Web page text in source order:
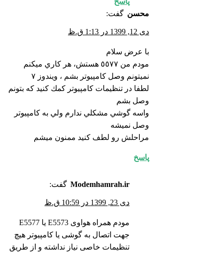
محسن گفت:
دی 12, 1399 در 1:13 ق.ظ
با عرض سلام
مودم من ٥٥٧٧ هستش، هر كاري ميكنم
نميتونم وصل كامپيوتر بشم ، ويندوز ٧
لطفا در تنظيمات كامپيوتر كمك كنيد كه بتونم
وصل بشم
واسه گوشي مشكلي ندارم ولي به كامپيوتر
وصل نميشه
مراحلش رو لطف كنيد ممنون ميشم
پاسخ
Modemhamrah.ir گفت:
دی 23, 1399 در 10:59 ق.ظ
مودم همراه هواوی E5573 یا E5577
جهت اتصال به گوشی یا کامپیوتر هیچ
تنظیمات خاصی نیاز نداشته و از طریق